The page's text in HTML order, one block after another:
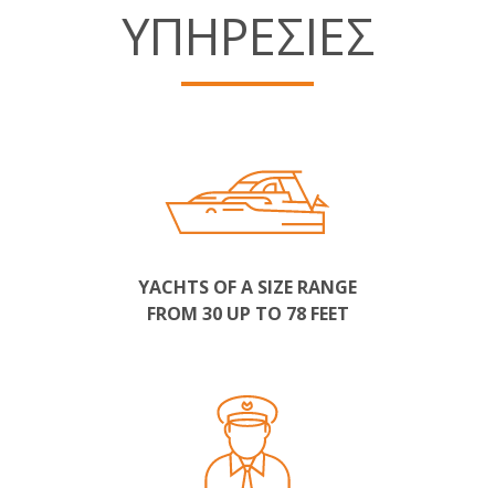
ΥΠΗΡΕΣΙΕΣ
YACHTS OF A SIZE RANGE
FROM 30 UP TO 78 FEET